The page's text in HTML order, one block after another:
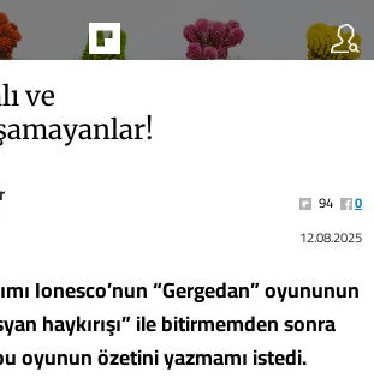
ve
94
0
12.08.2025
Ionesco’nun “Gergedan” oyununun
haykırışı” ile bitirmemden sonra
oyunun özetini yazmamı istedi.